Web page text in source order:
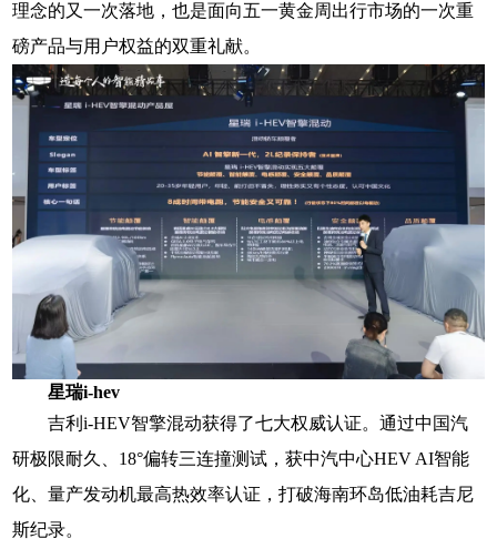
理念的又一次落地，也是面向五一黄金周出行市场的一次重
磅产品与用户权益的双重礼献。
星瑞i-hev
吉利i-HEV智擎混动获得了七大权威认证。通过中国汽
研极限耐久、18°偏转三连撞测试，获中汽中心HEV AI智能
化、量产发动机最高热效率认证，打破海南环岛低油耗吉尼
斯纪录。